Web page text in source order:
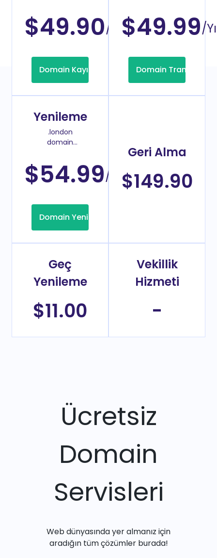
$49.90/Yıl
Domain Kayıt
$49.99/
Domain Transfer
Yenileme
.london
domain
$54.99/Yıl
Domain Yenileme
Geri Alma
$149.90
Geç
Yenileme
$11.00
Vekillik
Hizmeti
-
Ücretsiz
Domain
Servisleri
Web dünyasında yer almanız için
aradığın tüm çözümler burada!